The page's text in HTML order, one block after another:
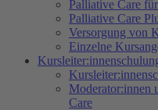
Palliative Care
Palliative Care
Versorgung von
Einzelne
Moderator:innen
Care